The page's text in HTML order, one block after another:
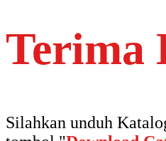
Terima
Silahkan unduh